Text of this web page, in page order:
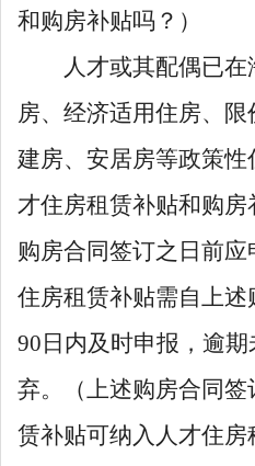
和购房补贴吗？ ）
人才或其配偶已
房、经济适用住房、
建房、 安居房等政策性
才住房租赁补贴和购
购房合同签订之日前
住房租赁补贴需自上述
90 日内及时申报，逾
弃。（上述购房合同
赁补贴可纳入人才住房